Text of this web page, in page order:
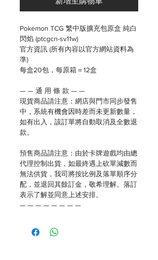
Pokemon TCG 繁中版擴充包原盒 純白
閃焰 (ptcgcn-sv11w)
官方資訊 (所有內容以官方網站資料為
準)
每盒20包，每原箱＝12盒
— — 通 用 條 款 — —
現貨商品請注意：網店與門市同步發售
中，系統有機會因時差而未更新數量，
如有出入，該訂單將自動取消及全數退
款。
預售商品請注意：由於卡牌遊戲均由總
代理控制出貨，如最終遇上砍單減數而
無法供貨，我司將按比例及落單順序分
配，並退回其餘訂金，敬希理解。落訂
表示了解並同意上述安排。
— — — — — — — —